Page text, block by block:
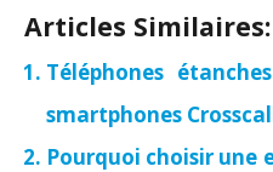
Articles Similaires:
Téléphones
smartphones
Pourquoi choisir une